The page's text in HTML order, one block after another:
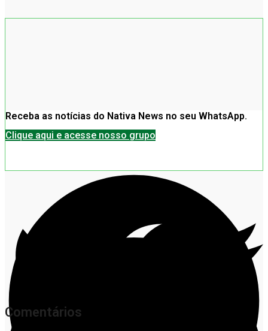
Receba as notícias do Nativa News no seu WhatsApp.
Clique aqui e acesse nosso grupo
Comentários